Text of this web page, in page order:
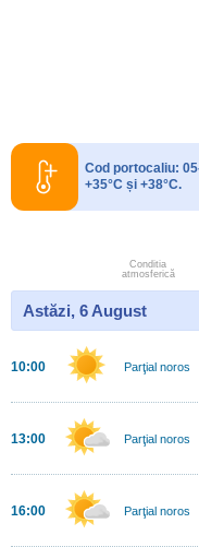
Cod portocaliu:
+35°C și +38°C.
Conditia
atmosferică
Astăzi, 6 August
10:00 Parţial noros
13:00 Parţial noros
16:00 Parţial noros